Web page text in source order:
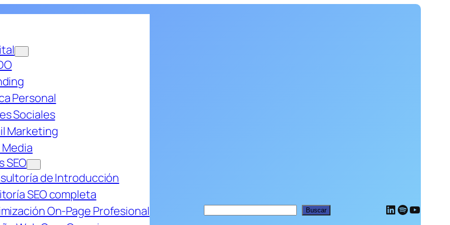
Personal
Sociales
Marketing
Media
SEO
de Introducción
SEO completa
On-Page Profesional
Buscar Buscar LinkedIn
Spotify